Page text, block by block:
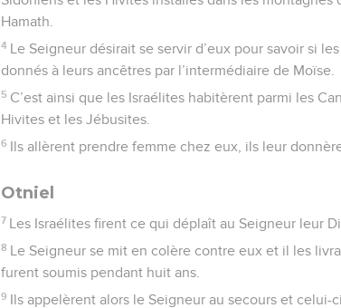
Hamath.
4 Le Seigneur désirait se servir d’eux pour savoir si
donnés à leurs ancêtres par l’intermédiaire de Moïse.
5 C’est ainsi que les Israélites habitèrent parmi les
Hivites et les Jébusites.
6 Ils allèrent prendre femme chez eux, ils leur
Otniel
7 Les Israélites firent ce qui déplaît au Seigneur leur
8 Le Seigneur se mit en colère contre eux et il les
furent soumis pendant huit ans.
9 Ils appelèrent alors le Seigneur au secours et